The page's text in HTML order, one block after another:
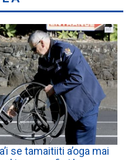
se tamaitiiti a’oga mai